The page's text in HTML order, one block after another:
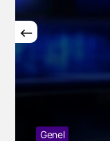
Genel